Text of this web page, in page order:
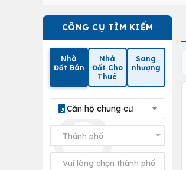
CÔNG CỤ TÌM KIẾM
Nhà
Đất Bán
Nhà
Đất Cho
Thuê
Sang
nhượng
Căn hộ chung cư